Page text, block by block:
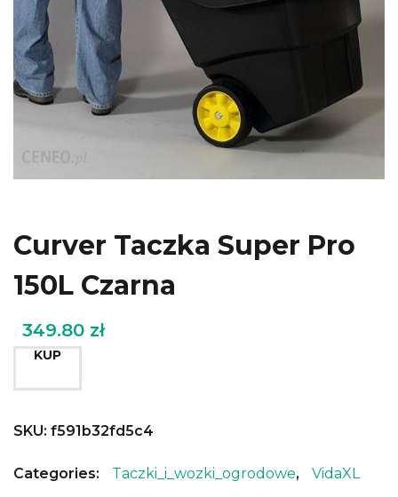
Curver Taczka Super Pro
150L Czarna
349.80 zł
KUP
SKU: f591b32fd5c4
Categories: Taczki_i_wozki_ogrodowe, VidaXL